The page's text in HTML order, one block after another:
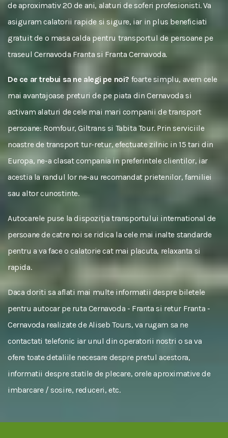
de aproximativ 20 de ani, alaturi de soferi profesionisti. Va
asiguram calatorii rapide si sigure, iar in plus beneficiati
gratuit de o masa calda pentru transportul de persoane pe
traseul Cernavoda Franta si Franta Cernavoda.
De ce ar trebui sa ne alegi pe noi? foarte simplu, avem cele
mai avantajoase preturi de pe piata din Cernavoda si
activam alaturi de cele mai mari companii de transport
persoane: Romfour, Giltrans si Tabita Tour. Prin serviciile
noastre de transport tur-retur, efectuate zilnic in 15 tari din
Europa, ne-a clasat compania in preferintele clientilor, iar
acestia la randul lor ne-au recomandat prietenilor, familiei
sau altor cunostinte.
Autocarele puse la dispoziția transportului international de
persoane de catre noi se ridica la cele mai inalte standarde
pentru a va face o calatorie cat mai placuta, relaxanta si
rapida.
Daca doriti sa aflati mai multe informatii despre biletele
pentru autocar pe ruta Cernavoda - Franta si retur Franta -
Cernavoda realizate de Aliseb Tours, va rugam sa ne
contactati telefonic iar unul din operatorii nostri o sa va
ofere toate detaliile necesare despre pretul acestora,
informatii despre statile de plecare, orele aproximative de
imbarcare / sosire, reduceri, etc.